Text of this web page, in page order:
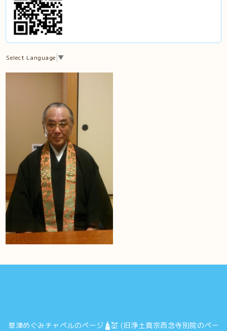
Select Language ▼
草津めぐみチャペルのページ🛕💒 (旧浄土真宗西念寺別院のペー